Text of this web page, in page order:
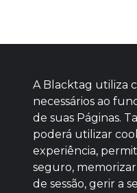
A Blacktag utiliza
necessários ao
de suas Páginas.
poderá utilizar
experiência,
seguro,
de sessão, gerir a